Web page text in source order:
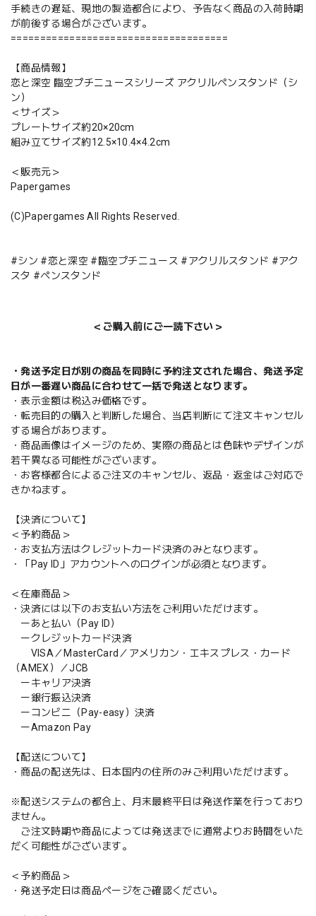
手続きの遅延、現地の製造都合により、予告なく商品の入荷時期
が前後する場合がございます。
=====================================
【商品情報】
恋と深空 臨空プチニュースシリーズ アクリルペンスタンド（シ
ン）
＜サイズ＞
プレートサイズ約20×20cm
組み立てサイズ約12.5×10.4×4.2cm
＜販売元＞
Papergames
(C)Papergames All Rights Reserved.
#シン #恋と深空 #臨空プチニュース #アクリルスタンド #アク
スタ #ペンスタンド
＜ご購入前にご一読下さい＞
・発送予定日が別の商品を同時に予約注文された場合、発送予定
日が一番遅い商品に合わせて一括で発送となります。
・表示金額は税込み価格です。
・転売目的の購入と判断した場合、当店判断にて注文キャンセル
する場合があります。
・商品画像はイメージのため、実際の商品とは色味やデザインが
若干異なる可能性がございます。
・お客様都合によるご注文のキャンセル、返品・返金はご対応で
きかねます。
【決済について】
＜予約商品＞
・お支払方法はクレジットカード決済のみとなります。
・「Pay ID」アカウントへのログインが必須となります。
＜在庫商品＞
・決済には以下のお支払い方法をご利用いただけます。
ーあと払い（Pay ID）
ークレジットカード決済
VISA／MasterCard／アメリカン・エキスプレス・カード
（AMEX）／JCB
ーキャリア決済
ー銀行振込決済
ーコンビニ（Pay-easy）決済
ーAmazon Pay
【配送について】
・商品の配送先は、日本国内の住所のみご利用いただけます。
※配送システムの都合上、月末最終平日は発送作業を行っており
ません。
ご注文時期や商品によっては発送までに通常よりお時間をいた
だく可能性がございます。
＜予約商品＞
・発送予定日は商品ページをご確認ください。